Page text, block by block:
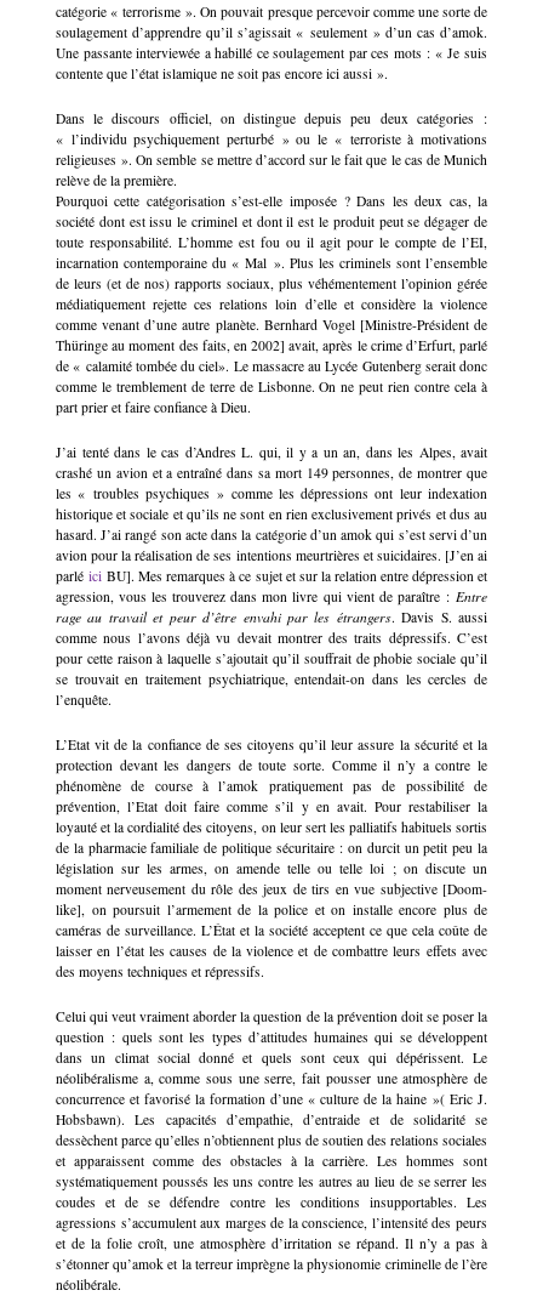
catégorie « terrorisme ». On pouvait presque percevoir comme une sorte de
soulagement d’apprendre qu’il s’agissait « seulement » d’un cas d’amok.
Une passante interviewée a habillé ce soulagement par ces mots : « Je suis
contente que l’état islamique ne soit pas encore ici aussi ».
Dans le discours officiel, on distingue depuis peu deux catégories :
« l’individu psychiquement perturbé » ou le « terroriste à motivations
religieuses ». On semble se mettre d’accord sur le fait que le cas de Munich
relève de la première.
Pourquoi cette catégorisation s’est-elle imposée ? Dans les deux cas, la
société dont est issu le criminel et dont il est le produit peut se dégager de
toute responsabilité. L’homme est fou ou il agit pour le compte de l’EI,
incarnation contemporaine du « Mal ». Plus les criminels sont l’ensemble
de leurs (et de nos) rapports sociaux, plus véhémentement l’opinion gérée
médiatiquement rejette ces relations loin d’elle et considère la violence
comme venant d’une autre planète. Bernhard Vogel [Ministre-Président de
Thüringe au moment des faits, en 2002] avait, après le crime d’Erfurt, parlé
de « calamité tombée du ciel». Le massacre au Lycée Gutenberg serait donc
comme le tremblement de terre de Lisbonne. On ne peut rien contre cela à
part prier et faire confiance à Dieu.
J’ai tenté dans le cas d’Andres L. qui, il y a un an, dans les Alpes, avait
crashé un avion et a entraîné dans sa mort 149 personnes, de montrer que
les « troubles psychiques » comme les dépressions ont leur indexation
historique et sociale et qu’ils ne sont en rien exclusivement privés et dus au
hasard. J’ai rangé son acte dans la catégorie d’un amok qui s’est servi d’un
avion pour la réalisation de ses intentions meurtrières et suicidaires. [J’en ai
parléici BU]. Mes remarques à ce sujet et sur la relation entre dépression et
agression, vous les trouverez dans mon livre qui vient de paraître : Entre
rage au travail et peur d’être envahi par les étrangers. Davis S. aussi
comme nous l’avons déjà vu devait montrer des traits dépressifs. C’est
pour cette raison à laquelle s’ajoutait qu’il souffrait de phobie sociale qu’il
se trouvait en traitement psychiatrique, entendait-on dans les cercles de
l’enquête.
L’Etat vit de la confiance de ses citoyens qu’il leur assure la sécurité et la
protection devant les dangers de toute sorte. Comme il n’y a contre le
phénomène de course à l’amok pratiquement pas de possibilité de
prévention, l’Etat doit faire comme s’il y en avait. Pour restabiliser la
loyauté et la cordialité des citoyens, on leur sert les palliatifs habituels sortis
de la pharmacie familiale de politique sécuritaire : on durcit un petit peu la
législation sur les armes, on amende telle ou telle loi ; on discute un
moment nerveusement du rôle des jeux de tirs en vue subjective [Doom-
like], on poursuit l’armement de la police et on installe encore plus de
caméras de surveillance. L’État et la société acceptent ce que cela coûte de
laisser en l’état les causes de la violence et de combattre leurs effets avec
des moyens techniques et répressifs.
Celui qui veut vraiment aborder la question de la prévention doit se poser la
question : quels sont les types d’attitudes humaines qui se développent
dans un climat social donné et quels sont ceux qui dépérissent. Le
néolibéralisme a, comme sous une serre, fait pousser une atmosphère de
concurrence et favorisé la formation d’une « culture de la haine »( Eric J.
Hobsbawn). Les capacités d’empathie, d’entraide et de solidarité se
dessèchent parce qu’elles n’obtiennent plus de soutien des relations sociales
et apparaissent comme des obstacles à la carrière. Les hommes sont
systématiquement poussés les uns contre les autres au lieu de se serrer les
coudes et de se défendre contre les conditions insupportables. Les
agressions s’accumulent aux marges de la conscience, l’intensité des peurs
et de la folie croît, une atmosphère d’irritation se répand. Il n’y a pas à
s’étonner qu’amok et la terreur imprègne la physionomie criminelle de l’ère
néolibérale.